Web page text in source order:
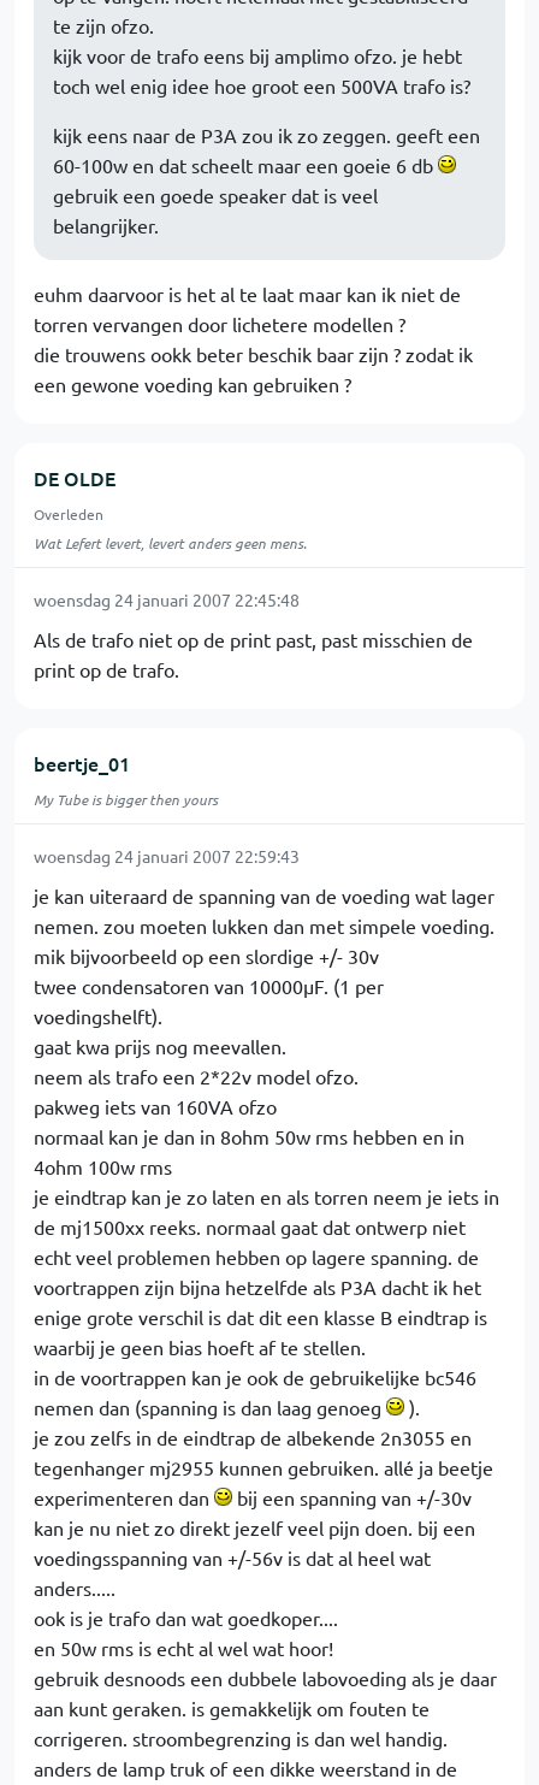
te zijn ofzo.
kijk voor de trafo eens bij amplimo ofzo. je hebt
toch wel enig idee hoe groot een 500VA trafo is?
kijk eens naar de P3A zou ik zo zeggen. geeft een
60-100w en dat scheelt maar een goeie 6 db
gebruik een goede speaker dat is veel
belangrijker.
euhm daarvoor is het al te laat maar kan ik niet de
torren vervangen door lichetere modellen ?
die trouwens ookk beter beschik baar zijn ? zodat ik
een gewone voeding kan gebruiken ?
DE OLDE
Overleden
Wat Lefert levert, levert anders geen mens.
woensdag 24 januari 2007 22:45:48
Als de trafo niet op de print past, past misschien de
print op de trafo.
beertje_01
My Tube is bigger then yours
woensdag 24 januari 2007 22:59:43
je kan uiteraard de spanning van de voeding wat lager
nemen. zou moeten lukken dan met simpele voeding.
mik bijvoorbeeld op een slordige +/- 30v
twee condensatoren van 10000µF. (1 per
voedingshelft).
gaat kwa prijs nog meevallen.
neem als trafo een 2*22v model ofzo.
pakweg iets van 160VA ofzo
normaal kan je dan in 8ohm 50w rms hebben en in
4ohm 100w rms
je eindtrap kan je zo laten en als torren neem je iets in
de mj1500xx reeks. normaal gaat dat ontwerp niet
echt veel problemen hebben op lagere spanning. de
voortrappen zijn bijna hetzelfde als P3A dacht ik het
enige grote verschil is dat dit een klasse B eindtrap is
waarbij je geen bias hoeft af te stellen.
in de voortrappen kan je ook de gebruikelijke bc546
nemen dan (spanning is dan laag genoeg
).
je zou zelfs in de eindtrap de albekende 2n3055 en
tegenhanger mj2955 kunnen gebruiken. allé ja beetje
experimenteren dan
bij een spanning van +/-30v
kan je nu niet zo direkt jezelf veel pijn doen. bij een
voedingsspanning van +/-56v is dat al heel wat
anders.....
ook is je trafo dan wat goedkoper....
en 50w rms is echt al wel wat hoor!
gebruik desnoods een dubbele labovoeding als je daar
aan kunt geraken. is gemakkelijk om fouten te
corrigeren. stroombegrenzing is dan wel handig.
anders de lamp truk of een dikke weerstand in de